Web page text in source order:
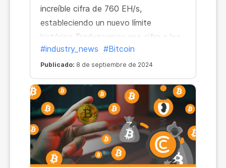
increíble cifra de 760 EH/s,
estableciendo un nuevo límite
histórico Traduzcamos esa cifra a los
conocidos H/s
#industry_news #Bitcoin
Publicado: 8 de septiembre de 2024